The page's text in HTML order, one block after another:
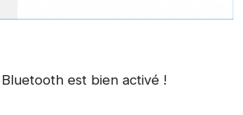
est bien activé !